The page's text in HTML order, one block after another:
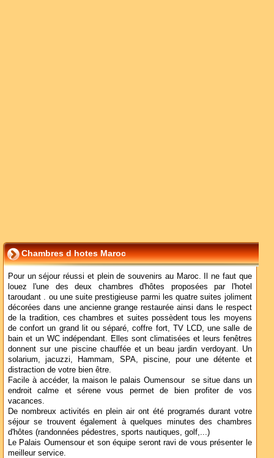
Chambres d hotes Maroc
Pour un séjour réussi et plein de souvenirs au Maroc. Il ne faut que
louez l'une des deux chambres d'hôtes proposées par l'hotel
taroudant . ou une suite prestigieuse parmi les quatre suites joliment
décorées dans une ancienne grange restaurée ainsi dans le respect
de la tradition, ces chambres et suites possèdent tous les moyens
de confort un grand lit ou séparé, coffre fort, TV LCD, une salle de
bain et un WC indépendant. Elles sont climatisées et leurs fenêtres
donnent sur une piscine chauffée et un beau jardin verdoyant. Un
solarium, jacuzzi, Hammam, SPA, piscine, pour une détente et
distraction de votre bien être.
Facile à accéder, la maison le palais Oumensour se situe dans un
endroit calme et sérene vous permet de bien profiter de vos
vacances.
De nombreux activités en plein air ont été programés durant votre
séjour se trouvent également à quelques minutes des chambres
d'hôtes (randonnées pédestres, sports nautiques, golf,...)
Le Palais Oumensour et son équipe seront ravi de vous présenter le
meilleur service.